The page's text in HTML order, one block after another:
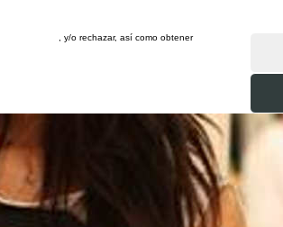
, y/o rechazar, así como obtener